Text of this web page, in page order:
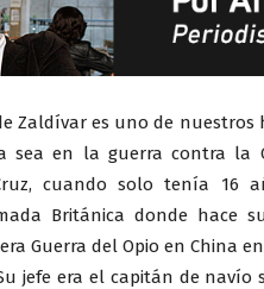
Zaldívar es uno de
sea en la guerra contra la
cuando solo tenía 16
Británica donde hace
Guerra del Opio en China
jefe era el capitán de